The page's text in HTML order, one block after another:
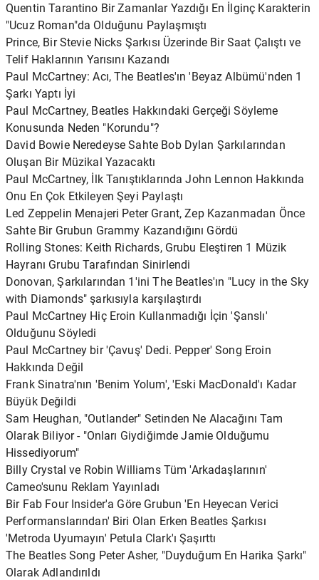
Quentin Tarantino Bir Zamanlar Yazdığı En İlginç Karakterin
"Ucuz Roman"da Olduğunu Paylaşmıştı
Prince, Bir Stevie Nicks Şarkısı Üzerinde Bir Saat Çalıştı ve
Telif Haklarının Yarısını Kazandı
Paul McCartney: Acı, The Beatles'ın 'Beyaz Albümü'nden 1
Şarkı Yaptı İyi
Paul McCartney, Beatles Hakkındaki Gerçeği Söyleme
Konusunda Neden "Korundu"?
David Bowie Neredeyse Sahte Bob Dylan Şarkılarından
Oluşan Bir Müzikal Yazacaktı
Paul McCartney, İlk Tanıştıklarında John Lennon Hakkında
Onu En Çok Etkileyen Şeyi Paylaştı
Led Zeppelin Menajeri Peter Grant, Zep Kazanmadan Önce
Sahte Bir Grubun Grammy Kazandığını Gördü
Rolling Stones: Keith Richards, Grubu Eleştiren 1 Müzik
Hayranı Grubu Tarafından Sinirlendi
Donovan, Şarkılarından 1'ini The Beatles'ın "Lucy in the Sky
with Diamonds" şarkısıyla karşılaştırdı
Paul McCartney Hiç Eroin Kullanmadığı İçin 'Şanslı'
Olduğunu Söyledi
Paul McCartney bir 'Çavuş' Dedi. Pepper' Song Eroin
Hakkında Değil
Frank Sinatra'nın 'Benim Yolum', 'Eski MacDonald'ı Kadar
Büyük Değildi
Sam Heughan, "Outlander" Setinden Ne Alacağını Tam
Olarak Biliyor - "Onları Giydiğimde Jamie Olduğumu
Hissediyorum"
Billy Crystal ve Robin Williams Tüm 'Arkadaşlarının'
Cameo'sunu Reklam Yayınladı
Bir Fab Four Insider'a Göre Grubun 'En Heyecan Verici
Performanslarından' Biri Olan Erken Beatles Şarkısı
'Metroda Uyumayın' Petula Clark'ı Şaşırttı
The Beatles Song Peter Asher, "Duyduğum En Harika Şarkı"
Olarak Adlandırıldı